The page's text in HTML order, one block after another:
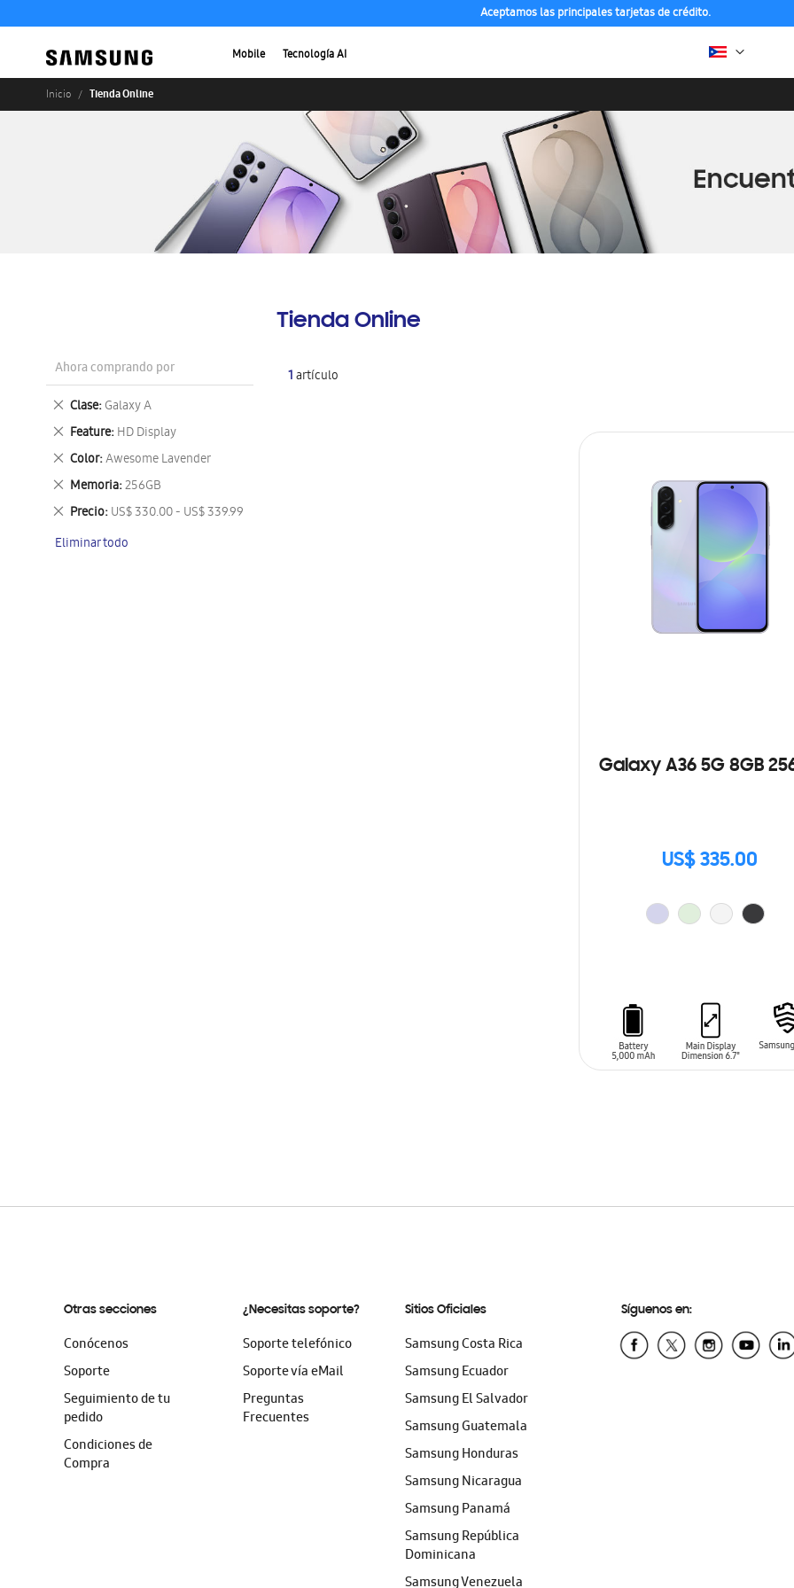
Aceptamos las principales tarjetas de crédito.
Mobile Tecnología AI
Inicio Tienda Online
Tienda Online
1artículo
Galaxy A36 5G 8GB
US$ 335.00
Ahora comprando por
Clase Galaxy A
Eliminar
este
artículo
Feature HD Display
Eliminar
este
artículo
Color Awesome Lavender
Eliminar
este
artículo
Memoria 256GB
Eliminar
este
artículo
Precio US$ 330.00 - US$ 339.99
Eliminar
artículo
Eliminar todo
Otras secciones
Conócenos
Soporte
Seguimiento de tu
pedido
Condiciones de
Compra
¿Necesitas soporte?
Soporte telefónico
Soporte vía eMail
Preguntas
Frecuentes
Sitios Oficiales
Samsung Costa Rica
Samsung Ecuador
Samsung El Salvador
Samsung Guatemala
Samsung Honduras
Samsung Nicaragua
Samsung Panamá
Samsung República
Dominicana
Samsung Venezuela
Síguenos en: